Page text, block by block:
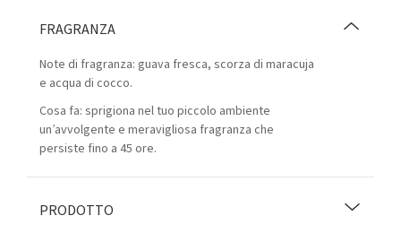
FRAGRANZA
Note di fragranza: guava fresca, scorza di maracuja
e acqua di cocco.
Cosa fa: sprigiona nel tuo piccolo ambiente
un’avvolgente e meravigliosa fragranza che
persiste fino a 45 ore.
PRODOTTO